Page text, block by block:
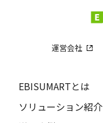
運営会社
EBISUMARTとは
ソリューション紹介